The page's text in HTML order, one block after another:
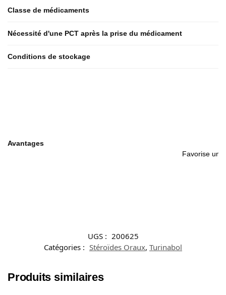
Classe de médicaments
Nécessité d'une PCT après la prise du médicament
Conditions de stockage
Avantages
Favorise
UGS : 200625
Catégories : Stéroïdes Oraux, Turinabol
Produits similaires